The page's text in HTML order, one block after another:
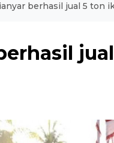
berhasil jual 5 ton